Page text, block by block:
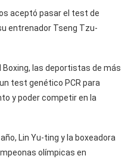
aceptó pasar el test de
entrenador Tseng Tzu-
Boxing, las deportistas de más
test genético PCR para
y poder competir en la
Lin Yu-ting y la boxeadora
olímpicas en